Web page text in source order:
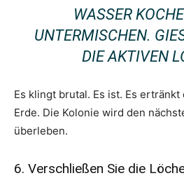
WASSER
UNTERMISCHEN.
IE AKTIVEN
Es klingt brutal. Es ist. Es
Erde. Die Kolonie wird den
überleben.
6. Verschließen Sie die